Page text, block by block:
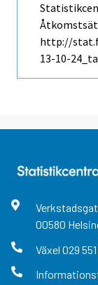
http://
13-10-
00580
Växel 029